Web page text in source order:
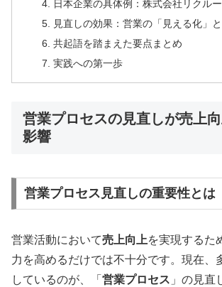
日本企業の具体例：株式会社リクル
見直しの効果：営業の「見える化」
共起語を踏まえた要点まとめ
実践への第一歩
営業プロセスの見直しが売上
影響
営業プロセス見直しの重要性とは
営業活動において売上向上を実現するた
力を高めるだけでは不十分です。現在、
しているのが、「 営業プロセス 」の見直